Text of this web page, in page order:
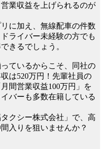
業収益を上げられるのが
に加え、無線配車の件数
ライバー未経験の方でも
きるでしょう。
ているからこそ、同社の
は520万円！先輩社員の
間営業収益100万円」を
バーも多数在籍している
クシー株式会社」で、高
入りを狙いませんか？